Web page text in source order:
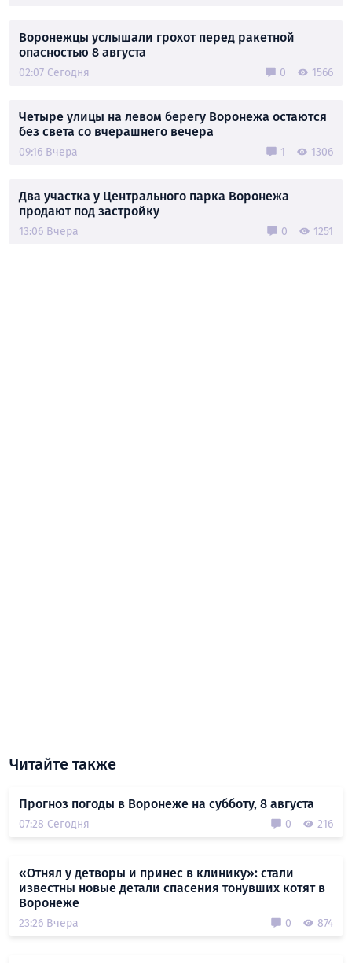
Воронежцы услышали грохот перед ракетной
опасностью 8 августа
02:07 Сегодня 0 1566
Четыре улицы на левом берегу Воронежа остаются
без света со вчерашнего вечера
09:16 Вчера 1 1306
Два участка у Центрального парка Воронежа
продают под застройку
13:06 Вчера 0 1251
Читайте также
Прогноз погоды в Воронеже на субботу, 8 августа
07:28 Сегодня 0 216
«Отнял у детворы и принес в клинику»: стали
известны новые детали спасения тонувших котят в
Воронеже
23:26 Вчера 0 874